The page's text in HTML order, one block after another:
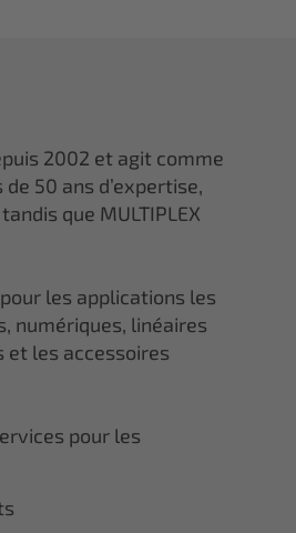
2002 et agit comme
50 ans d’expertise,
que MULTIPLEX
les applications les
numériques, linéaires
et les accessoires
pour les